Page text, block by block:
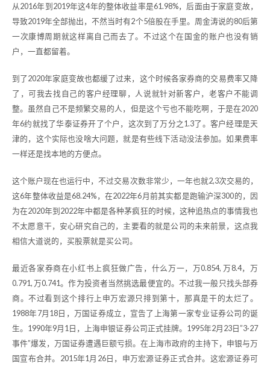
从2016年到2019年这4年的整体收益率是61.98%，后面由于家庭变故，
导致2019年全部抛出，不然当时有2个5倍股在手里。周金涛说的80后第
一次康博周期就这样离自己而去了。不过这个在国金的账户也没有销
户，一直都留着。
到了2020年家庭变故也都缓了过来，这个时候各家券商的交易费率又降
了，可我去找自己的客户经理聊，人说就针对新客户，老客户不能调
整。虽然自己不是频繁交易的人，但是这个亏也不能吃啊，于是在2020
年6约就找了华泰证券开了个户，这次到了万分之1.3了。客户经理是天
津的，这个实际也没啥大问题，就是有些线下活动没法参加。如果费率
一样还是找本地的方便点。
这个账户现在也运行中，不过交易次数非常少，一年也就2,3次交易的，
这6年整体收益是68.24%，在2022年6月前其实都是跑输沪深300的，因
为在2020年到2022年中都是各种茅疯狂的时候，这种追热点的事情我也
不太愿意干，安心研究自己的，主要看的就是公司的未来前景，这点我
相信大道说的，买股票就是买公司。
最近各家券商在小红书上疯狂做广告，什么万一，万0.854, 万8.4，万
0.791, 万0.741。作为投资者当然挑选最便宜的。不过我一般只找头部券
商。不过看到这个排行上申万宏源只排到第十，那真是干的太烂了。
1988年7月18日，万国证券成立，宣告了上海第一家专业证券公司的诞
生。1990年9月1日，上海申银证券公司正式挂牌。1995年2月23日”3·27
事件”爆发，万国证券遭遇巨额亏损。在上海市政府的主持下，申银与万
国宣布合并。2015年1月26日，申万宏源证券正式合并。这宏源证券可